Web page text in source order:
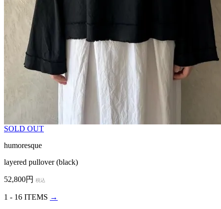
SOLD OUT
humoresque
layered pullover (black)
52,800円 税込
1 - 16 ITEMS →